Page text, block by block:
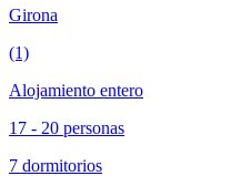
Girona
(1)
Alojamiento entero
17 - 20 personas
7 dormitorios